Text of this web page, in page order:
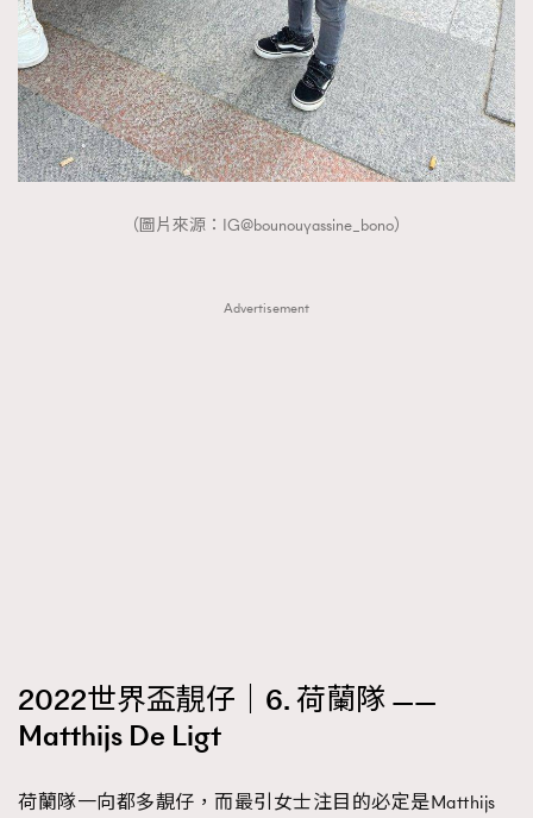
TRENDING
（圖片來源：IG@bounouyassine_bono）
Advertisement
2022世界盃靚仔｜6. 荷蘭隊 ——
Matthijs De Ligt
荷蘭隊一向都多靚仔，而最引女士注目的必定是Matthijs